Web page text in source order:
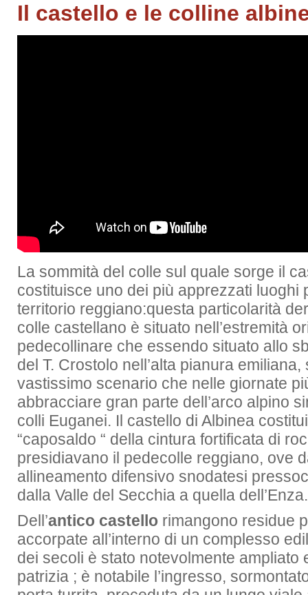
Il castello e le colline
La sommità del colle sul quale sorge il
costituisce uno dei più apprezzati luoghi
territorio reggiano:questa particolarità
colle castellano è situato nell’estremità
pedecollinare che essendo situato allo
del T. Crostolo nell’alta pianura
vastissimo scenario che nelle giornate
abbracciare gran parte dell’arco alpino
colli Euganei. Il castello di Albinea
“caposaldo “ della cintura fortificata di
presidiavano il pedecolle reggiano, ove
allineamento difensivo snodatesi
dalla Valle del Secchia a quella dell’Enza.
Dell’antico castello rimangono residue
accorpate all’interno di un complesso
dei secoli è stato notevolmente ampliato
patrizia ; è notabile l’ingresso,